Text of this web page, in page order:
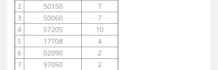
2
50150
7
3
50060
7
4
57205
10
5
17708
4
6
02090
2
7
97050
2